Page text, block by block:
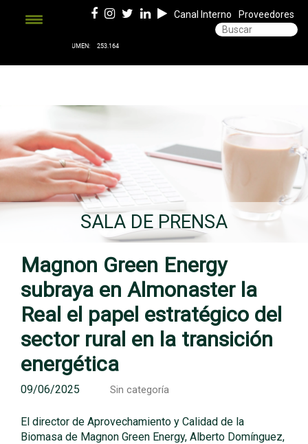
Canal Interno Proveedores
SALA DE PRENSA
Magnon Green Energy
subraya en Almonaster la
Real el papel estratégico del
sector rural en la transición
energética
09/06/2025 Sin categoría
El director de Aprovechamiento y Calidad de la
Biomasa de Magnon Green Energy, Alberto Domínguez,